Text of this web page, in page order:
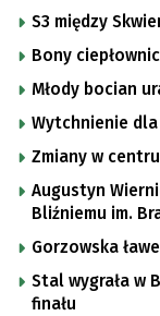
S3 między
Bony
Młody bocian
Wytchnienie
Zmiany w
Augustyn
Bliźniemu im.
Gorzowska
Stal wygrała w
finału